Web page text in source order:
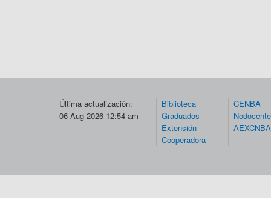
Última actualización:
06-Aug-2026 12:54 am
Biblioteca
Graduados
Extensión
Cooperadora
CENBA
AEXCNBA